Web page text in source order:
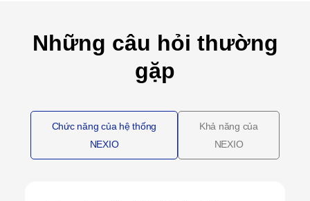
Những câu hỏi thường
gặp
Chức năng của hệ thống
NEXIO
Khả năng của
NEXIO